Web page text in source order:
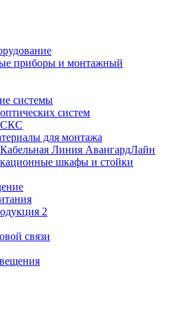
приборы и монтажный
системы
систем
СКС
для монтажа
Линия АвангардЛайн
шкафы и стойки
2
связи